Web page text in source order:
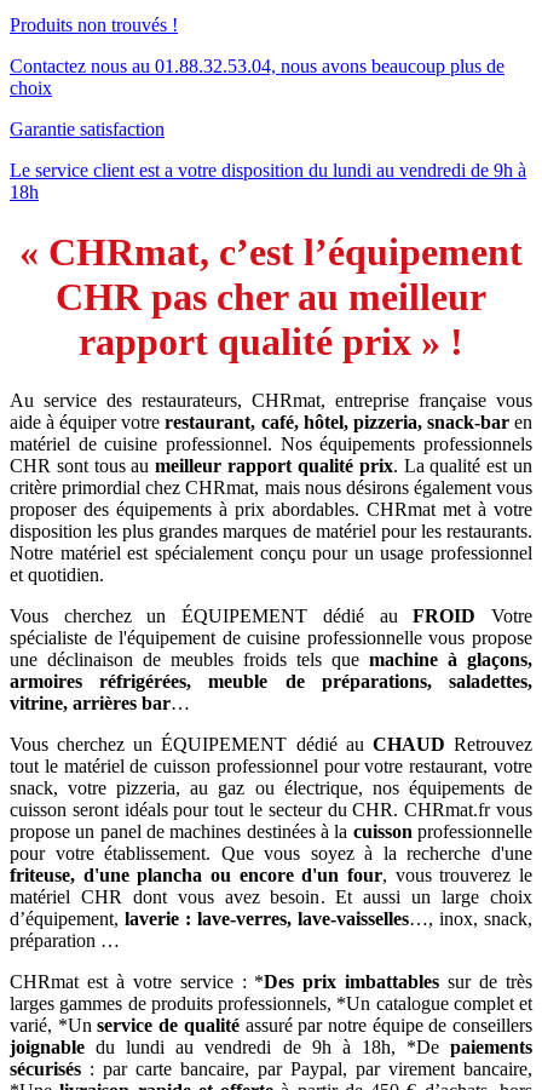
Produits non trouvés !
Contactez nous au 01.88.32.53.04, nous avons beaucoup plus de
choix
Garantie satisfaction
Le service client est a votre disposition du lundi au vendredi de 9h à
18h
« CHRmat, c’est l’équipement
CHR pas cher au meilleur
rapport qualité prix » !
Au service des restaurateurs, CHRmat, entreprise française vous
aide à équiper votrerestaurant, café, hôtel, pizzeria, snack-baren
matériel de cuisine professionnel. Nos équipements professionnels
CHR sont tous aumeilleur rapport qualité prix. La qualité est un
critère primordial chez CHRmat, mais nous désirons également vous
proposer des équipements à prix abordables. CHRmat met à votre
disposition les plus grandes marques de matériel pour les restaurants.
Notre matériel est spécialement conçu pour un usage professionnel
et quotidien.
Vous cherchez un ÉQUIPEMENT dédié auFROID Votre
spécialiste de l'équipement de cuisine professionnelle vous propose
une déclinaison de meubles froids tels que machine à glaçons,
armoires réfrigérées, meuble de préparations, saladettes,
vitrine, arrières bar…
Vous cherchez un ÉQUIPEMENT dédié au CHAUD Retrouvez
tout le matériel de cuisson professionnel pour votre restaurant, votre
snack, votre pizzeria, au gaz ou électrique, nos équipements de
cuisson seront idéals pour tout le secteur du CHR. CHRmat.fr vous
propose un panel de machines destinées à la cuisson professionnelle
pour votre établissement. Que vous soyez à la recherche d'une
friteuse, d'une plancha ou encore d'un four, vous trouverez le
matériel CHR dont vous avez besoin. Et aussi un large choix
d’équipement, laverie : lave-verres, lave-vaisselles…, inox, snack,
préparation …
CHRmat est à votre service : *Des prix imbattables sur de très
larges gammes de produits professionnels, *Un catalogue complet et
varié, *Unservice de qualitéassuré par notre équipe de conseillers
joignable du lundi au vendredi de 9h à 18h, *De paiements
sécurisés : par carte bancaire, par Paypal, par virement bancaire,